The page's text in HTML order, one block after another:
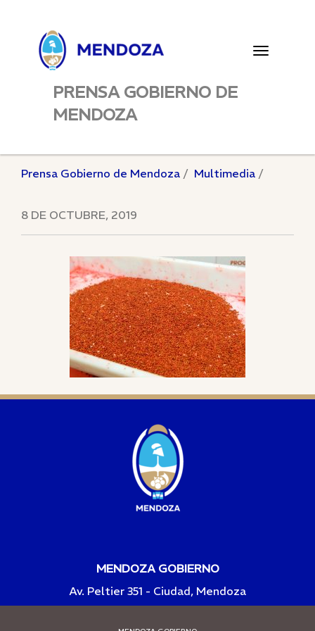
Toggle
PRENSA GOBIERNO DE
MENDOZA
Prensa Gobierno de Mendoza Multimedia
8 DE OCTUBRE, 2019
MENDOZA GOBIERNO
Av. Peltier 351 - Ciudad, Mendoza